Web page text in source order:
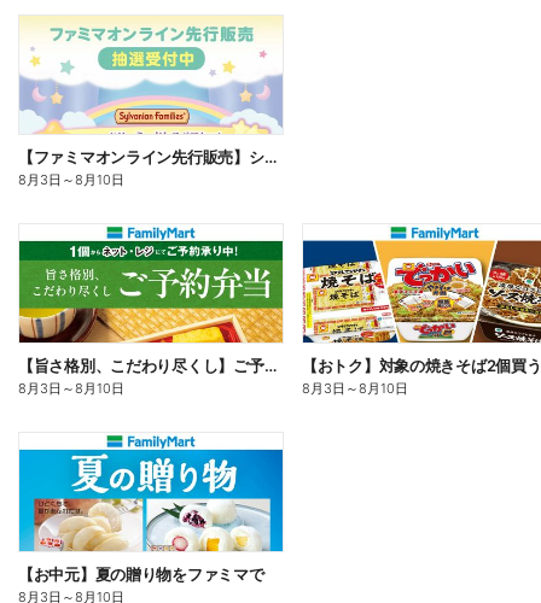
【ファミマオンライン先行販売】シルバニアファミリー
8月3日 ～8月10日
【旨さ格別、こだわり尽くし】ご予約弁当
8月3日 ～8月10日 8月3日 ～8月10日
【お中元】夏の贈り物をファミマで
8月3日 ～8月10日